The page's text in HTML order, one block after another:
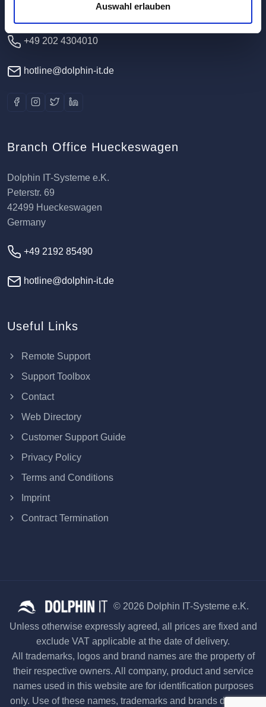
Auswahl erlauben
+49 202 4304010
hotline@dolphin-it.de
Branch Office Hueckeswagen
Dolphin IT-Systeme e.K.
Peterstr. 69
42499 Hueckeswagen
Germany
+49 2192 85490
hotline@dolphin-it.de
Useful Links
Remote Support
Support Toolbox
Contact
Web Directory
Customer Support Guide
Privacy Policy
Terms and Conditions
Imprint
Contract Termination
© 2026 Dolphin IT-Systeme e.K.
Unless otherwise expressly agreed, all prices are fixed and
exclude VAT applicable at the date of delivery.
All trademarks, logos and brand names are the property of
their respective owners. All company, product and service
names used in this website are for identification purposes
only. Use of these names, trademarks and brands does not